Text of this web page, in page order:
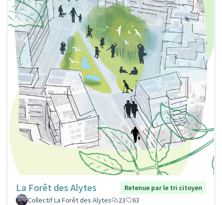
La Forêt des Alytes
Retenue par le tri citoyen
Collectif La Forêt des Alytes
23 63